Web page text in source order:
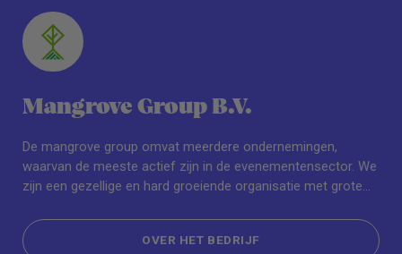
Mangrove Group B.V.
De mangrove group omvat meerdere ondernemingen,
waarvan de meeste actief zijn in de evenementensector. We
zijn een gezellige en hard groeiende organisatie met grote
mensen nodig.
OVER HET BEDRIJF